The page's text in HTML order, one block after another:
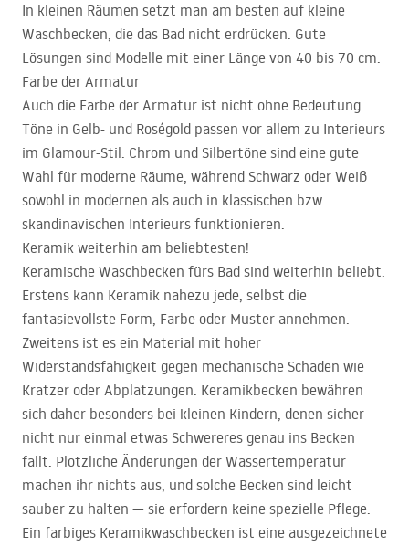
In kleinen Räumen setzt man am besten auf kleine
Waschbecken, die das Bad nicht erdrücken. Gute
Lösungen sind Modelle mit einer Länge von 40 bis 70 cm.
Farbe der Armatur
Auch die Farbe der Armatur ist nicht ohne Bedeutung.
Töne in Gelb- und Roségold passen vor allem zu Interieurs
im Glamour-Stil. Chrom und Silbertöne sind eine gute
Wahl für moderne Räume, während Schwarz oder Weiß
sowohl in modernen als auch in klassischen bzw.
skandinavischen Interieurs funktionieren.
Keramik weiterhin am beliebtesten!
Keramische Waschbecken fürs Bad sind weiterhin beliebt.
Erstens kann Keramik nahezu jede, selbst die
fantasievollste Form, Farbe oder Muster annehmen.
Zweitens ist es ein Material mit hoher
Widerstandsfähigkeit gegen mechanische Schäden wie
Kratzer oder Abplatzungen. Keramikbecken bewähren
sich daher besonders bei kleinen Kindern, denen sicher
nicht nur einmal etwas Schwereres genau ins Becken
fällt. Plötzliche Änderungen der Wassertemperatur
machen ihr nichts aus, und solche Becken sind leicht
sauber zu halten — sie erfordern keine spezielle Pflege.
Ein farbiges Keramikwaschbecken ist eine ausgezeichnete